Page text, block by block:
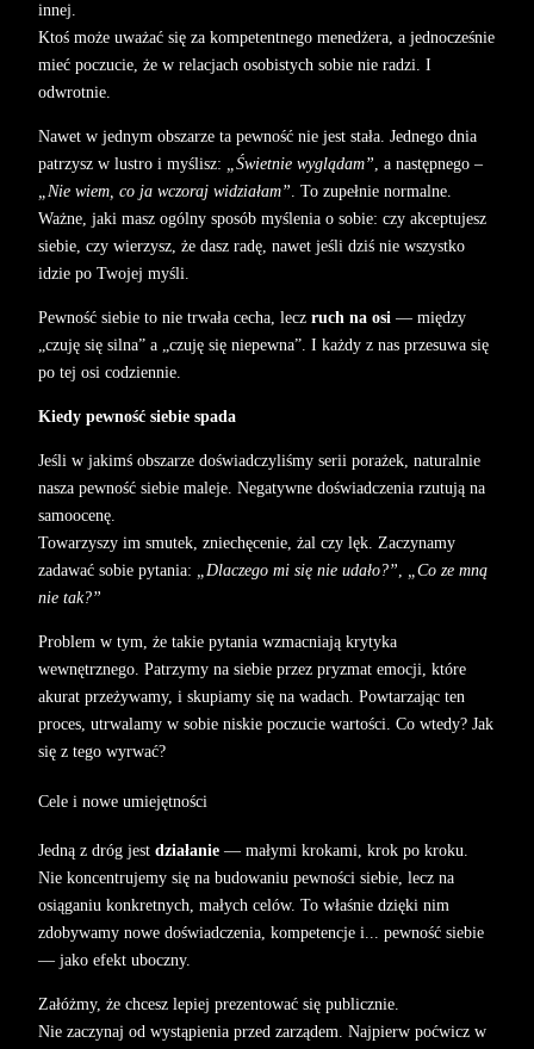
innej.
Ktoś może uważać się za kompetentnego menedżera, a jednocześnie
mieć poczucie, że w relacjach osobistych sobie nie radzi. I
odwrotnie.
Nawet w jednym obszarze ta pewność nie jest stała. Jednego dnia
patrzysz w lustro i myślisz: „Świetnie wyglądam”, a następnego –
„Nie wiem, co ja wczoraj widziałam”. To zupełnie normalne.
Ważne, jaki masz ogólny sposób myślenia o sobie: czy akceptujesz
siebie, czy wierzysz, że dasz radę, nawet jeśli dziś nie wszystko
idzie po Twojej myśli.
Pewność siebie to nie trwała cecha, lecz ruch na osi — między
„czuję się silna” a „czuję się niepewna”. I każdy z nas przesuwa się
po tej osi codziennie.
Kiedy pewność siebie spada
Jeśli w jakimś obszarze doświadczyliśmy serii porażek, naturalnie
nasza pewność siebie maleje. Negatywne doświadczenia rzutują na
samoocenę.
Towarzyszy im smutek, zniechęcenie, żal czy lęk. Zaczynamy
zadawać sobie pytania: „Dlaczego mi się nie udało?”, „Co ze mną
nie tak?”
Problem w tym, że takie pytania wzmacniają krytyka
wewnętrznego. Patrzymy na siebie przez pryzmat emocji, które
akurat przeżywamy, i skupiamy się na wadach. Powtarzając ten
proces, utrwalamy w sobie niskie poczucie wartości. Co wtedy? Jak
się z tego wyrwać?
Cele i nowe umiejętności
Jedną z dróg jest działanie — małymi krokami, krok po kroku.
Nie koncentrujemy się na budowaniu pewności siebie, lecz na
osiąganiu konkretnych, małych celów. To właśnie dzięki nim
zdobywamy nowe doświadczenia, kompetencje i... pewność siebie
— jako efekt uboczny.
Załóżmy, że chcesz lepiej prezentować się publicznie.
Nie zaczynaj od wystąpienia przed zarządem. Najpierw poćwicz w